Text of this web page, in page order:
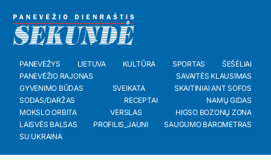
PANEVĖŽYS LIETUVA KULTŪRA SPORTAS
ŠEŠĖLIAI
PANEVĖŽIO RAJONAS
SAVAITĖS KLAUSIMAS
GYVENIMO BŪDAS
SVEIKATA
SKAITINIAI ANT SOFOS
SODAS/DARŽAS
RECEPTAI
NAMŲ GIDAS
MOKSLO ORBITA
VERSLAS
HIGSO BOZONŲ ZONA
LAISVĖS BALSAS
PROFILIS_JAUNI
SAUGUMO BAROMETRAS
SU UKRAINA